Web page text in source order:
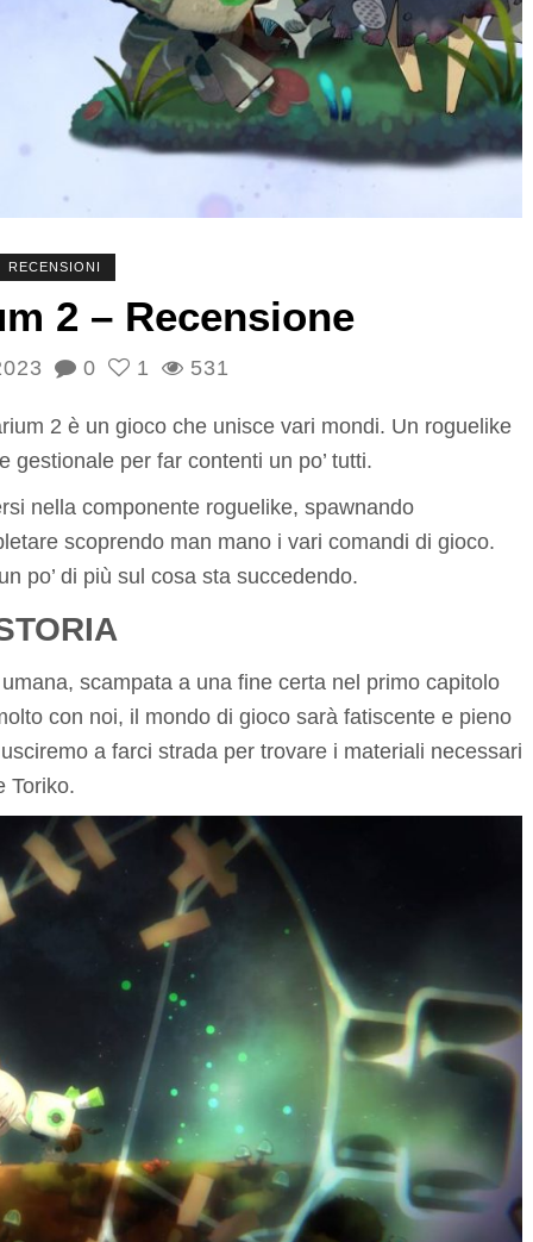
RECENSIONI
2 – Recensione
0 1 531
2 è un gioco che unisce vari mondi. Un roguelike
per far contenti un po’ tutti.
nella componente roguelike, spawnando
scoprendo man mano i vari comandi di gioco.
po’ di più sul cosa sta succedendo.
scampata a una fine certa nel primo capitolo
con noi, il mondo di gioco sarà fatiscente e pieno
a farci strada per trovare i materiali necessari
Toriko.